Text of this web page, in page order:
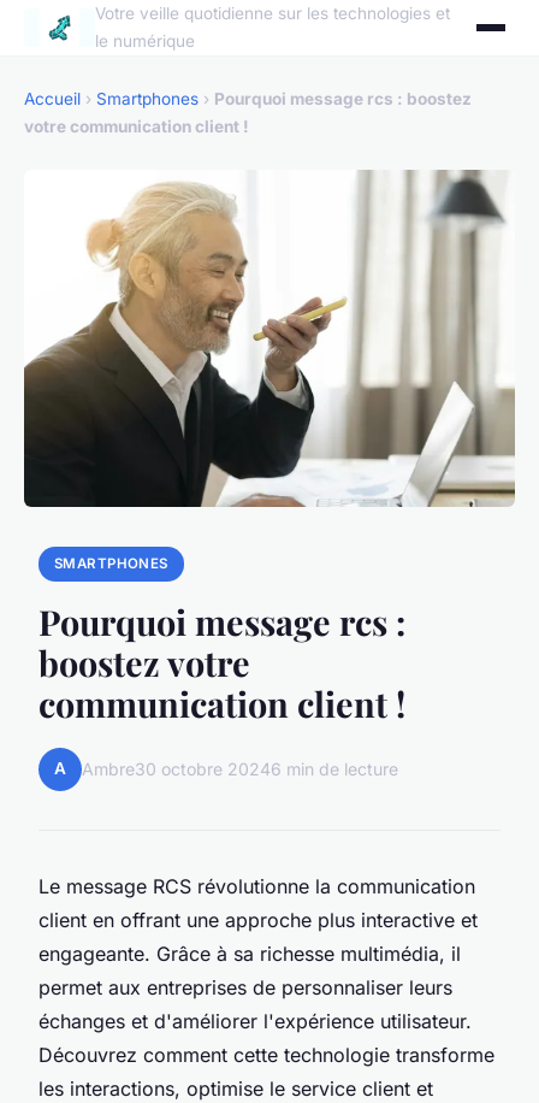
Votre veille quotidienne sur les technologies et
le numérique
Accueil › Smartphones › Pourquoi message rcs : boostez
votre communication client !
SMARTPHONES
Pourquoi message rcs :
boostez votre
communication client !
A Ambre30 octobre 20246 min de lecture
Le message RCS révolutionne la communication
client en offrant une approche plus interactive et
engageante. Grâce à sa richesse multimédia, il
permet aux entreprises de personnaliser leurs
échanges et d'améliorer l'expérience utilisateur.
Découvrez comment cette technologie transforme
les interactions, optimise le service client et